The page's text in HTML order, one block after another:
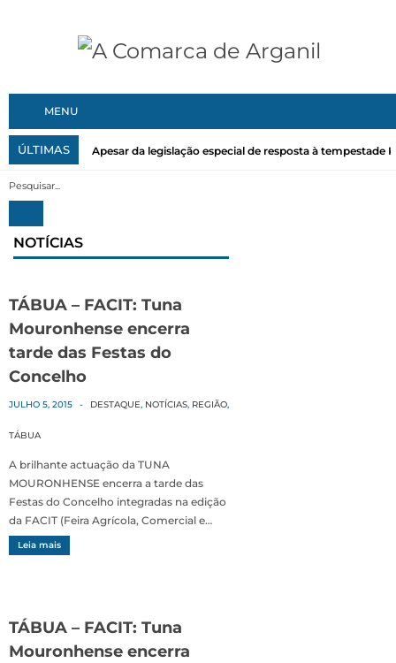
MENU
ÚLTIMAS Apesar da legislação especial de resposta à tempestade
NOTÍCIAS
TÁBUA – FACIT: Tuna
Mouronhense encerra
tarde das Festas do
Concelho
JULHO 5, 2015 - DESTAQUE, NOTÍCIAS, REGIÃO,
TÁBUA
A brilhante actuação da TUNA
MOURONHENSE encerra a tarde das
Festas do Concelho integradas na edição
da FACIT (Feira Agrícola, Comercial e…
Leia mais
TÁBUA – FACIT: Tuna
Mouronhense encerra